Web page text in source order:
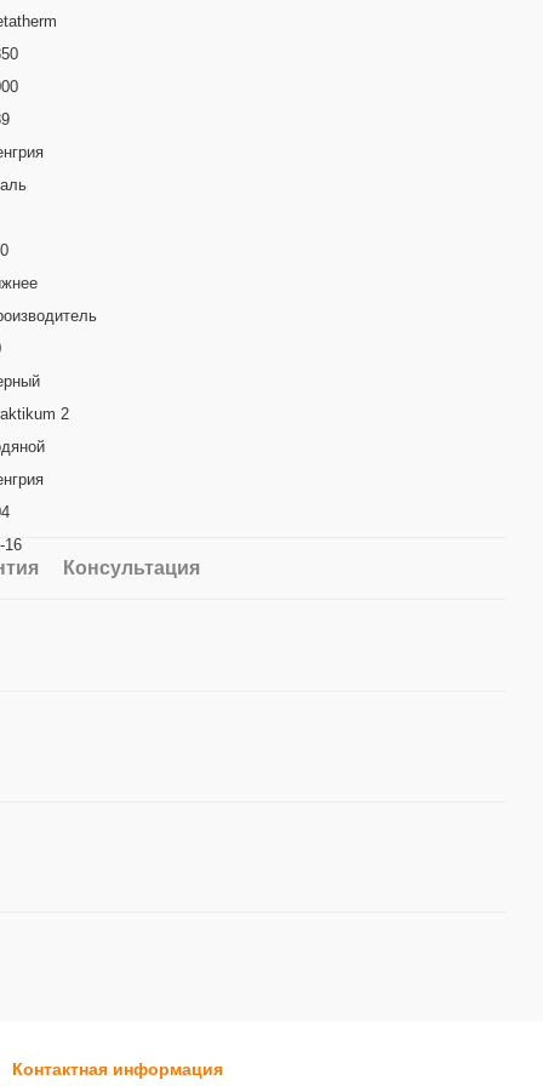
2
16
Консультация
Контактная информация